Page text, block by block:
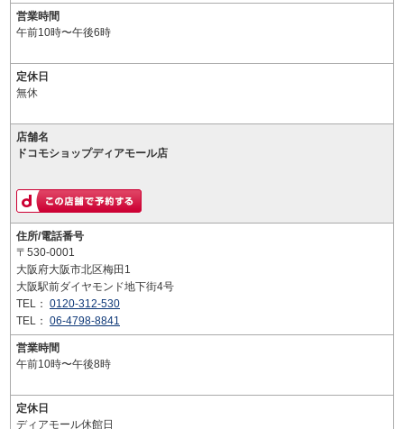
営業時間
午前10時〜午後6時
定休日
無休
店舗名
ドコモショップディアモール店
住所/電話番号
〒530-0001
大阪府大阪市北区梅田1
大阪駅前ダイヤモンド地下街4号
TEL： 0120-312-530
TEL： 06-4798-8841
営業時間
午前10時〜午後8時
定休日
ディアモール休館日